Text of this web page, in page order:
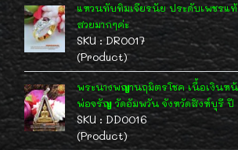
แหวนทับทิมเจียรนัย ประดับเพชรแ
สวยมากๆค่ะ
SKU : DR0017
(Product)
พระนางพญานฤมิตรโชค เนื้อเงินหน้
พ่อจรัญ วัดอัมพวัน จังหวัดสิงห์บุรี ปี
SKU : DD0016
(Product)